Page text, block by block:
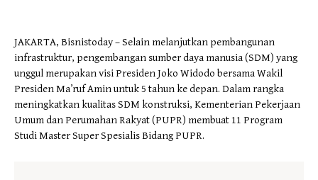
JAKARTA, Bisnistoday – Selain melanjutkan pembangunan
infrastruktur, pengembangan sumber daya manusia (SDM) yang
unggul merupakan visi Presiden Joko Widodo bersama Wakil
Presiden Ma’ruf Amin untuk 5 tahun ke depan. Dalam rangka
meningkatkan kualitas SDM konstruksi, Kementerian Pekerjaan
Umum dan Perumahan Rakyat (PUPR) membuat 11 Program
Studi Master Super Spesialis Bidang PUPR.